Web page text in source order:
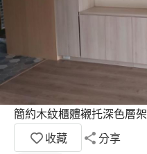
簡約木紋櫃體襯托深色層架
收藏
分享